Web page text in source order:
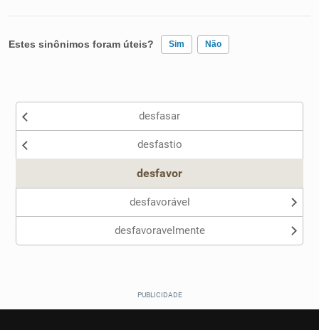
Caça-palavras
Sinônimos
Estes sinônimos foram úteis? Sim Não
Nenhum dos sinônimos apresentados me ajudou
desfasar
desfastio
desfavor
desfavorável
desfavoravelmente